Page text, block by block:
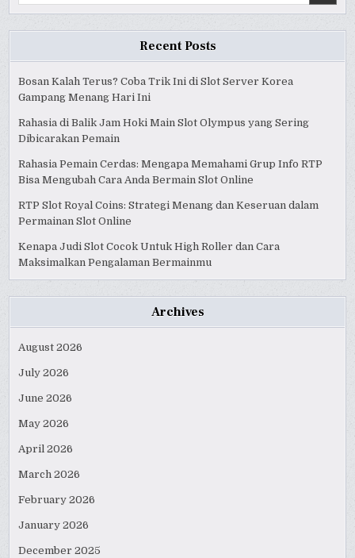
Recent Posts
Bosan Kalah Terus? Coba Trik Ini di Slot Server Korea
Gampang Menang Hari Ini
Rahasia di Balik Jam Hoki Main Slot Olympus yang Sering
Dibicarakan Pemain
Rahasia Pemain Cerdas: Mengapa Memahami Grup Info RTP
Bisa Mengubah Cara Anda Bermain Slot Online
RTP Slot Royal Coins: Strategi Menang dan Keseruan dalam
Permainan Slot Online
Kenapa Judi Slot Cocok Untuk High Roller dan Cara
Maksimalkan Pengalaman Bermainmu
Archives
August 2026
July 2026
June 2026
May 2026
April 2026
March 2026
February 2026
January 2026
December 2025